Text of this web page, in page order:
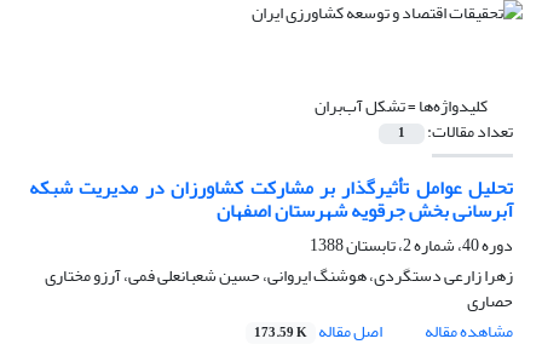
کلیدواژه‌ها =تشکل آب‌بران
تعداد مقالات: 1
تحلیل عوامل تأثیرگذار بر مشارکت کشاورزان در مدیریت شبکه
آبرسانی بخش جرقویه شهرستان اصفهان
دوره 40، شماره 2، تابستان 1388
زهرا زارعی دستگردی، هوشنگ ایروانی، حسین شعبانعلی فمی، آرزو مختاری
حصاری
مشاهده مقاله
اصل مقاله 173.59 K